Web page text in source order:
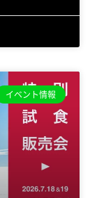
イベント情報